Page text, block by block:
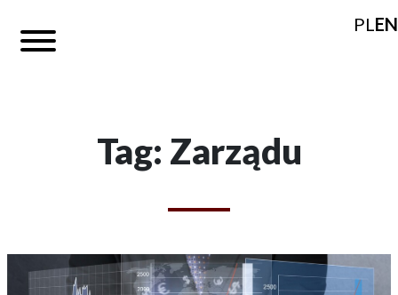
PLEN
Tag: Zarządu